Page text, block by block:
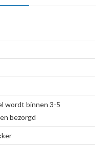
wordt binnen 3-5
bezorgd